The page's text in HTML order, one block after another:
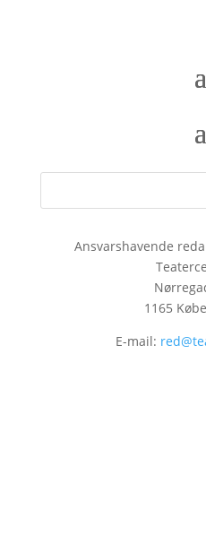
Ansvarshavende
1165
E-mail: